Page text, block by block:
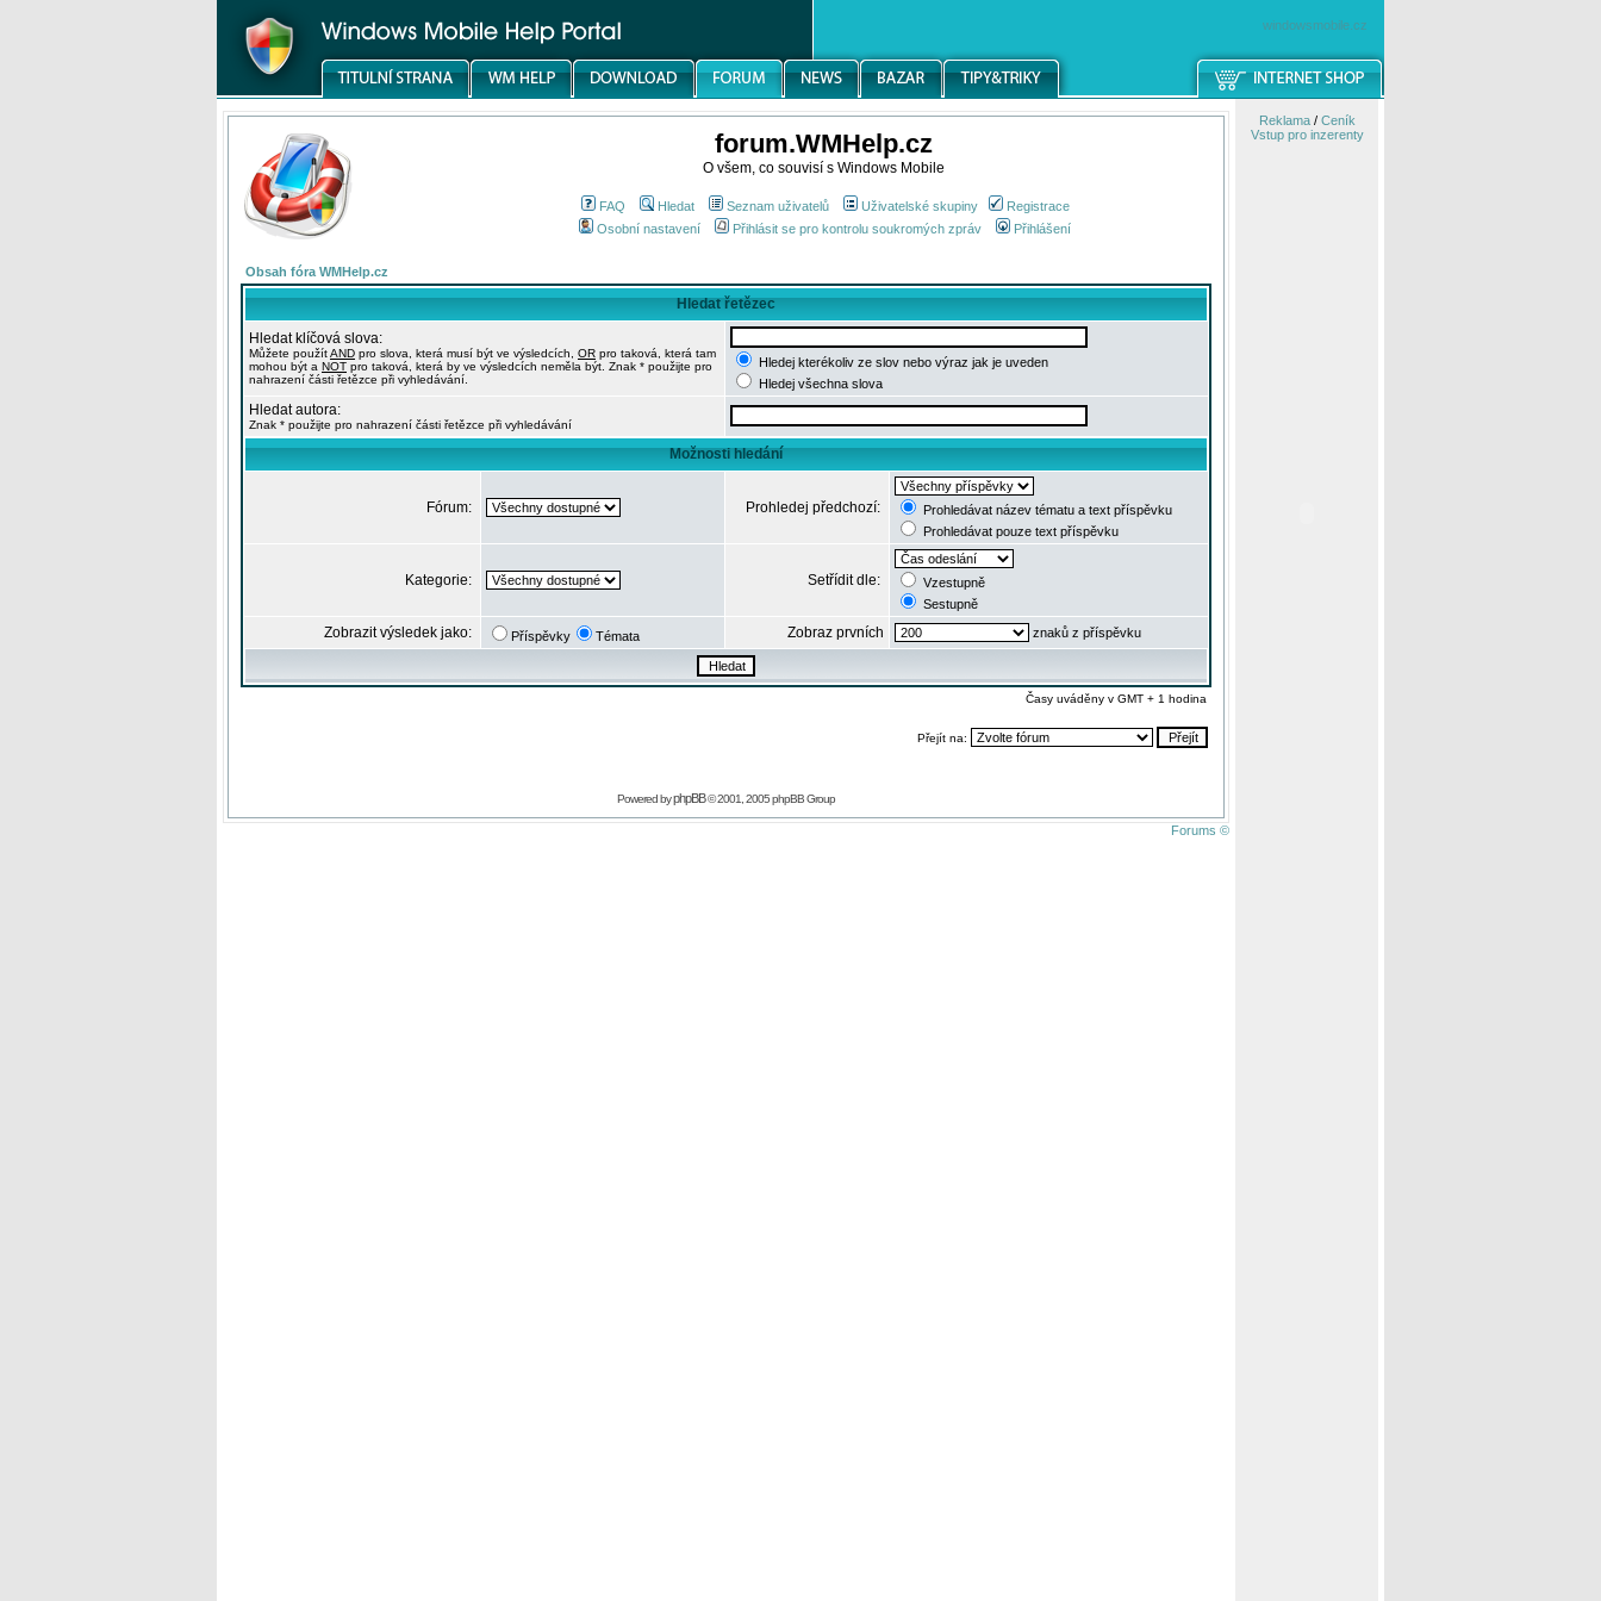
windowsmobile.cz
forum.WMHelp.cz
O všem, co souvisí s Windows Mobile
FAQ Hledat Seznam uživatelů Uživatelské skupiny
Registrace
Osobní nastavení
Přihlásit se pro kontrolu soukromých zpráv Přihlášení
Obsah fóra WMHelp.cz
Hledat řetězec
Hledat klíčová slova:
Můžete použítAND pro slova, která musí být ve výsledcích, OR pro taková, která tam
mohou být a NOT pro taková, která by ve výsledcích neměla být. Znak * použijte pro
nahrazení části řetězce při vyhledávání.
Hledej kterékoliv ze slov nebo výraz jak je uveden
Hledej všechna slova
Hledat autora:
Znak * použijte pro nahrazení části řetězce při vyhledávání
Možnosti hledání
Fórum: Prohledej předchozí:
Prohledávat název tématu a text příspěvku
Prohledávat pouze text příspěvku
Kategorie: Setřídit dle:
Vzestupně
Sestupně
Zobrazit výsledek jako: Příspěvky Témata Zobraz prvních znaků z příspěvku
Časy uváděny v GMT + 1 hodina
Přejít na:
Powered byphpBB© 2001, 2005 phpBB Group
Forums ©
Reklama/ Ceník
Vstup pro inzerenty